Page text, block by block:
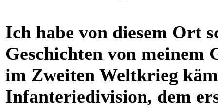
Ich habe von diesem Ort
Geschichten von meinem
im Zweiten Weltkrieg
Infanteriedivision, dem